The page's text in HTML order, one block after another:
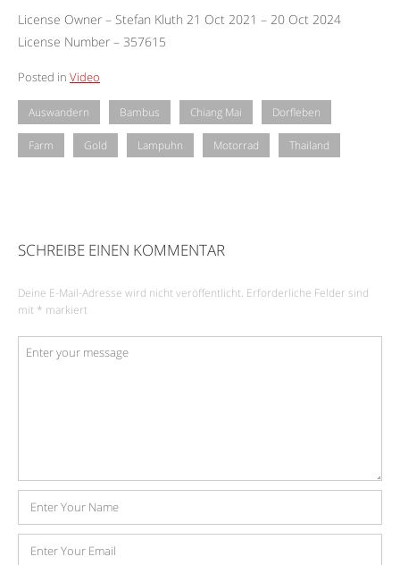
License Owner – Stefan Kluth 21 Oct 2021 – 20 Oct 2024
License Number – 357615
Posted in Video
Auswandern Bambus Chiang Mai Dorfleben
Farm Gold Lampuhn Motorrad Thailand
SCHREIBE EINEN KOMMENTAR
Deine E-Mail-Adresse wird nicht veröffentlicht. Erforderliche Felder sind
mit * markiert
Kommentar
Name